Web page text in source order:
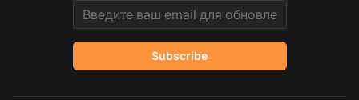
Email address
Subscribe